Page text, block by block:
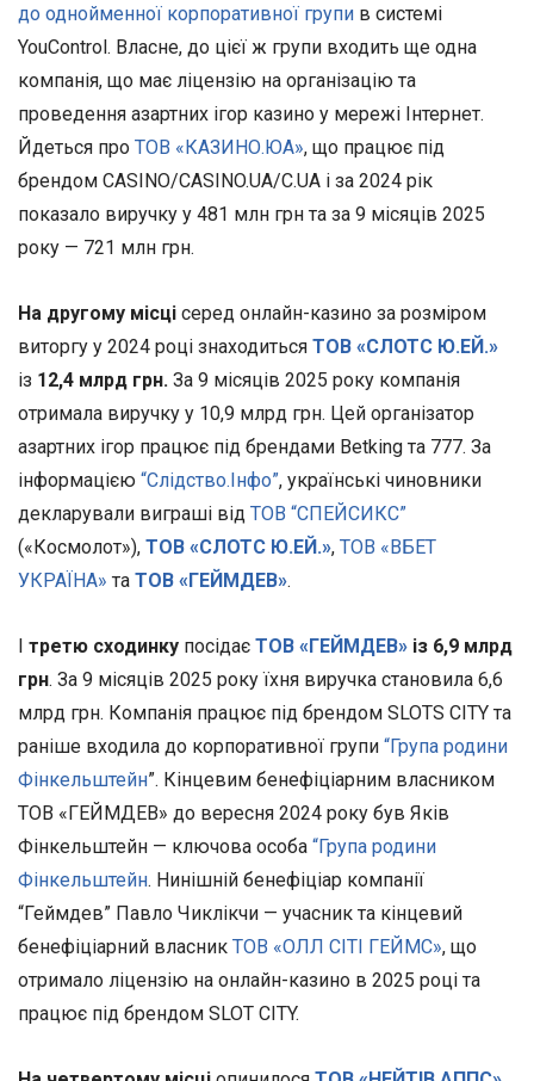
до однойменної корпоративної групи в системі
YouControl. Власне, до цієї ж групи входить ще одна
компанія, що має ліцензію на організацію та
проведення азартних ігор казино у мережі Інтернет.
Йдеться про ТОВ «КАЗИНО.ЮА», що працює під
брендом CASINO/CASINO.UA/C.UA і за 2024 рік
показало виручку у 481 млн грн та за 9 місяців 2025
року — 721 млн грн.
На другому місці серед онлайн-казино за розміром
виторгу у 2024 році знаходиться ТОВ «СЛОТС Ю.ЕЙ.»
із 12,4 млрд грн. За 9 місяців 2025 року компанія
отримала виручку у 10,9 млрд грн. Цей організатор
азартних ігор працює під брендами Betking та 777. За
інформацією “Слідство.Інфо”, українські чиновники
декларували виграші від ТОВ “СПЕЙСИКС”
(«Космолот»), ТОВ «СЛОТС Ю.ЕЙ.», ТОВ «ВБЕТ
УКРАЇНА» та ТОВ «ГЕЙМДЕВ».
І третю сходинку посідає ТОВ «ГЕЙМДЕВ» із 6,9 млрд
грн. За 9 місяців 2025 року їхня виручка становила 6,6
млрд грн. Компанія працює під брендом SLOTS CITY та
раніше входила до корпоративної групи “Група родини
Фінкельштейн”. Кінцевим бенефіціарним власником
ТОВ «ГЕЙМДЕВ» до вересня 2024 року був Яків
Фінкельштейн — ключова особа “Група родини
Фінкельштейн. Нинішній бенефіціар компанії
“Геймдев” Павло Чиклікчи — учасник та кінцевий
бенефіціарний власник ТОВ «ОЛЛ СІТІ ГЕЙМС», що
отримало ліцензію на онлайн-казино в 2025 році та
працює під брендом SLOT CITY.